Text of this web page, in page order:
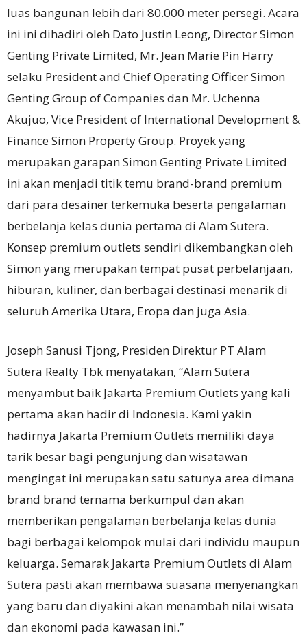
luas bangunan lebih dari 80.000 meter persegi. Acara
ini ini dihadiri oleh Dato Justin Leong, Director Simon
Genting Private Limited, Mr. Jean Marie Pin Harry
selaku President and Chief Operating Officer Simon
Genting Group of Companies dan Mr. Uchenna
Akujuo, Vice President of International Development &
Finance Simon Property Group. Proyek yang
merupakan garapan Simon Genting Private Limited
ini akan menjadi titik temu brand-brand premium
dari para desainer terkemuka beserta pengalaman
berbelanja kelas dunia pertama di Alam Sutera.
Konsep premium outlets sendiri dikembangkan oleh
Simon yang merupakan tempat pusat perbelanjaan,
hiburan, kuliner, dan berbagai destinasi menarik di
seluruh Amerika Utara, Eropa dan juga Asia.
Joseph Sanusi Tjong, Presiden Direktur PT Alam
Sutera Realty Tbk menyatakan, “Alam Sutera
menyambut baik Jakarta Premium Outlets yang kali
pertama akan hadir di Indonesia. Kami yakin
hadirnya Jakarta Premium Outlets memiliki daya
tarik besar bagi pengunjung dan wisatawan
mengingat ini merupakan satu satunya area dimana
brand brand ternama berkumpul dan akan
memberikan pengalaman berbelanja kelas dunia
bagi berbagai kelompok mulai dari individu maupun
keluarga. Semarak Jakarta Premium Outlets di Alam
Sutera pasti akan membawa suasana menyenangkan
yang baru dan diyakini akan menambah nilai wisata
dan ekonomi pada kawasan ini.”